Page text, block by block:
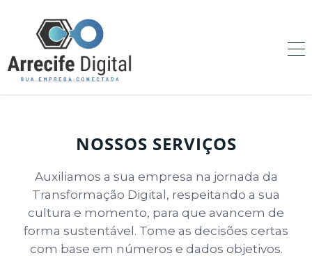
NOSSOS SERVIÇOS
Auxiliamos a sua empresa na jornada da
Transformação Digital, respeitando a sua
cultura e momento, para que avancem de
forma sustentável. Tome as decisões certas
com base em números e dados objetivos.